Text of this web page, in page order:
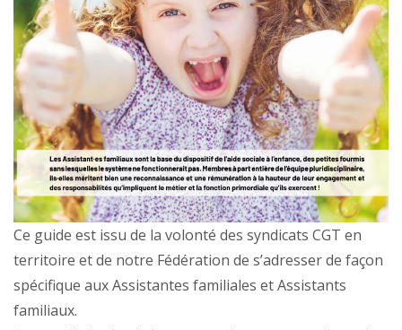
Ce guide est issu de la volonté des syndicats CGT en
territoire et de notre Fédération de s’adresser de façon
spécifique aux Assistantes familiales et Assistants
familiaux.